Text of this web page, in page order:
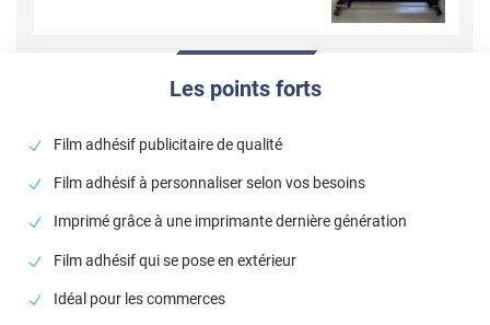
Les points forts
Film adhésif publicitaire de qualité
Film adhésif à personnaliser selon vos besoins
Imprimé grâce à une imprimante dernière génération
Film adhésif qui se pose en extérieur
Idéal pour les commerces